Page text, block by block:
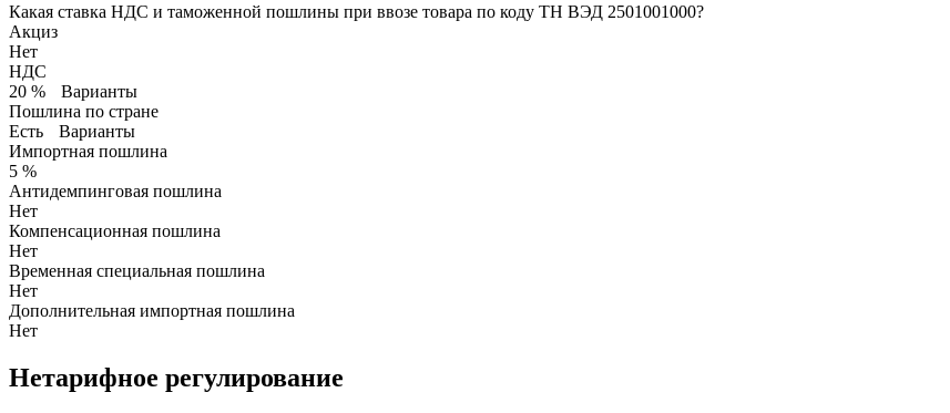
Какая ставка НДС и таможенной пошлины при ввозе товара по коду ТН ВЭД 2501001000?
Акциз
Нет
НДС
20 %
Варианты
Пошлина по стране
Есть
Варианты
Импортная пошлина
5 %
Антидемпинговая пошлина
Нет
Компенсационная пошлина
Нет
Временная специальная пошлина
Нет
Дополнительная импортная пошлина
Нет
Нетарифное регулирование